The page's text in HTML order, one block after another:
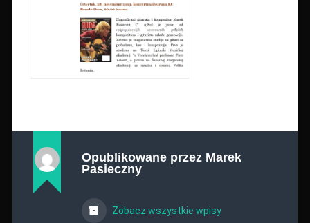
Opublikowane przez Marek
Pasieczny
Zobacz wszystkie wpisy